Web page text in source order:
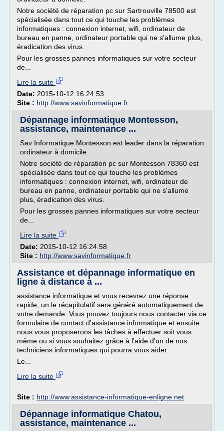
Notre société de réparation pc sur Sartrouville 78500 est
spécialisée dans tout ce qui touche les problèmes
informatiques : connexion internet, wifi, ordinateur de
bureau en panne, ordinateur portable qui ne s'allume plus,
éradication des virus.
Pour les grosses pannes informatiques sur votre secteur
de...
Lire la suite
Date: 2015-10-12 16:24:53
Site : http://www.savinformatique.fr
Dépannage informatique Montesson,
assistance, maintenance ...
Sav Informatique Montesson est leader dans la réparation
ordinateur à domicile.
Notre société de réparation pc sur Montesson 78360 est
spécialisée dans tout ce qui touche les problèmes
informatiques : connexion internet, wifi, ordinateur de
bureau en panne, ordinateur portable qui ne s'allume
plus, éradication des virus.
Pour les grosses pannes informatiques sur votre secteur
de...
Lire la suite
Date: 2015-10-12 16:24:58
Site : http://www.savinformatique.fr
Assistance et dépannage informatique en
ligne à distance à ...
assistance informatique et vous recevrez une réponse
rapide, un le récapitulatif sera généré automatiquement de
votre demande. Vous pouvez toujours nous contacter via ce
formulaire de contact d'assistance informatique et ensuite
nous vous proposerons les tâches à effectuer soit vous
même ou si vous souhaitez grâce à l'aide d'un de nos
techniciens informatiques qui pourra vous aider.
Le...
Lire la suite
Site : http://www.assistance-informatique-enligne.net
Dépannage informatique Chatou,
assistance, maintenance ...